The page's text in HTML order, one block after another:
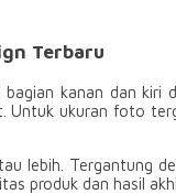
Terbaru
kanan dan
ukuran foto
lebih. Tergantung
produk dan hasil